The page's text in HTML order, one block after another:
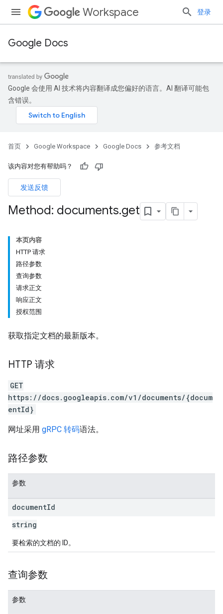
Workspace 登录
Google Docs
Google 会使用 AI 技术将内容翻译成您偏好的语言。AI 翻译可能包
含错误。
首页 Google Workspace Google Docs 参考文档
该内容对您有帮助吗？
发送反馈
Method: documents.get
本页内容
HTTP 请求
路径参数
查询参数
请求正文
响应正文
授权范围
获取指定文档的最新版本。
HTTP 请求
GET
https://docs.googleapis.com/v1/documents/{docum
entId}
网址采用 gRPC 转码语法。
路径参数
参数
documentId
string
要检索的文档的 ID。
查询参数
参数